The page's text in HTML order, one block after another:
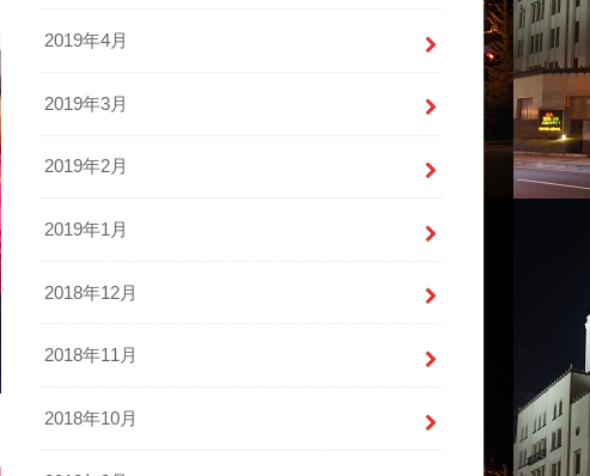
2019年4月
2019年3月
2019年2月
2019年1月
2018年12月
2018年11月
2018年10月